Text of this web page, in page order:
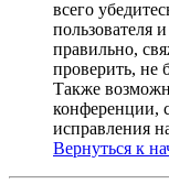
всего
пользователя
правильно,
проверить, не
Также
конференции,
исправления
Вернуться к